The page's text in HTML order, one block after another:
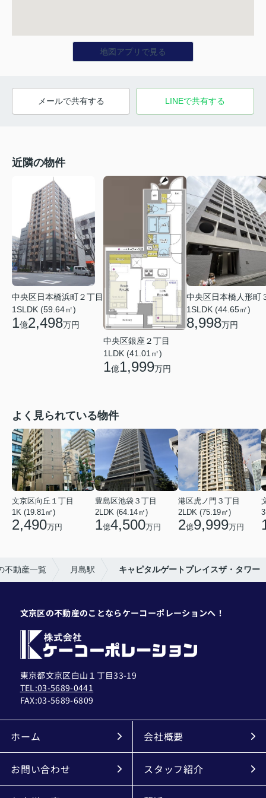
地図アプリで見る
メールで共有する LINEで共有する
近隣の物件
中央区日本橋浜町２丁目
1SLDK (59.64㎡)
1億2,498万円
中央区銀座２丁目
1LDK (41.01㎡)
1億1,999万円
中央区日本橋人形町
1SLDK (44.65㎡)
8,998万円
よく見られている物件
文京区向丘１丁目
1K (19.81㎡)
2,490万円
豊島区池袋３丁目
2LDK (64.14㎡)
1億4,500万円
港区虎ノ門３丁目
2LDK (75.19㎡)
2億9,999万円
不動産一覧 月島駅 キャピタルゲートプレイスザ・タワー
文京区の不動産のことならケーコーポレーションへ！
東京都文京区白山１丁目33-19
TEL:03-5689-0441
FAX:03-5689-6809
ホーム 会社概要
お問い合わせ スタッフ紹介